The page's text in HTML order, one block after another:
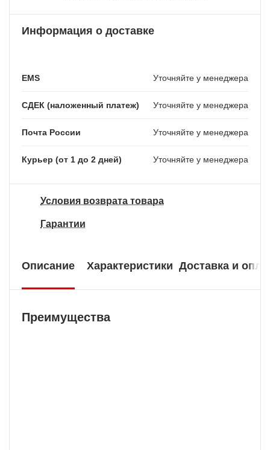
Информация о доставке
EMS Уточняйте у менеджера
СДЕК (наложенный платеж) Уточняйте у менеджера
Почта России Уточняйте у менеджера
Курьер (от 1 до 2 дней) Уточняйте у менеджера
Условия возврата товара
Гарантии
Описание Характеристики Доставка и
Преимущества